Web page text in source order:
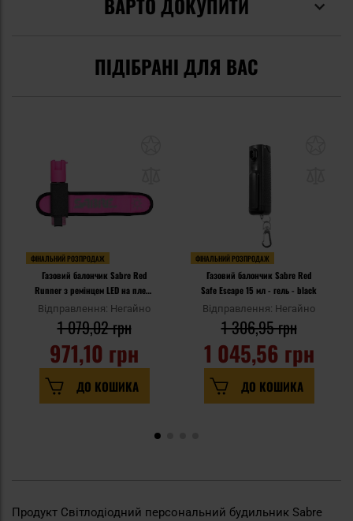
ВАРТО ДОКУПИТИ
ПІДІБРАНІ ДЛЯ ВАС
ФІНАЛЬНИЙ РОЗПРОДАЖ
Газовий балончик Sabre Red
Runner з ремінцем LED на плече
- 21 мл гель - Pink
Відправлення: Негайно
971,10 грн
1 079,02 грн
ДО КОШИКА
ФІНАЛЬНИЙ РОЗПРОДАЖ
Газовий балончик Sabre Red
Safe Escape 15 мл - гель - black
Відправлення: Негайно
1 045,56 грн
1 306,95 грн
ДО КОШИКА
Продукт Світлодіодний персональний будильник Sabre